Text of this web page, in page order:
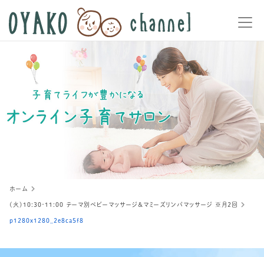
ホーム
(火)10:30‐11:00 テーマ別ベビーマッサージ＆マミーズリンパマッサージ ※月２回
p1280x1280_2e8ca5f8